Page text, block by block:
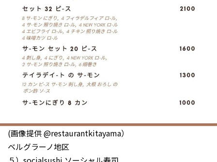
(画像提供 @restaurantkitayama）
ベルグラーノ地区